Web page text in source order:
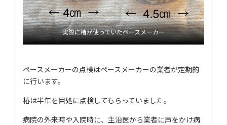
実際に椿が使っていたペースメーカー
ペースメーカーの点検はペースメーカーの業者が定期的
に行います。
椿は半年を目処に点検してもらっていました。
病院の外来時や入院時に、主治医から業者に声をかけ病